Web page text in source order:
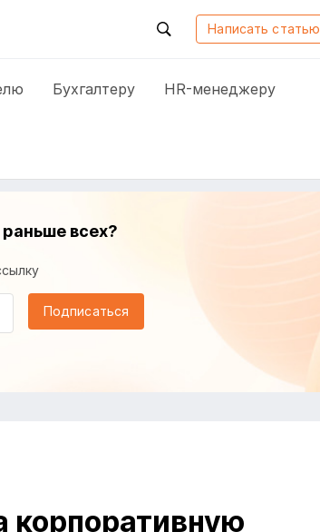
Написать статью
Бухгалтеру HR-менеджеру
всех?
Подписаться
корпоративную